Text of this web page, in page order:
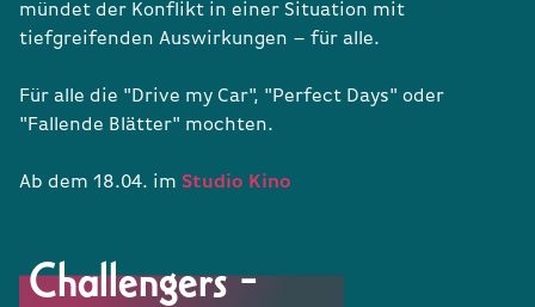
mündet der Konflikt in einer Situation mit
tiefgreifenden Auswirkungen – für alle.
Für alle die "Drive my Car", "Perfect Days" oder
"Fallende Blätter" mochten.
Ab dem 18.04. im Studio Kino
Challengers -